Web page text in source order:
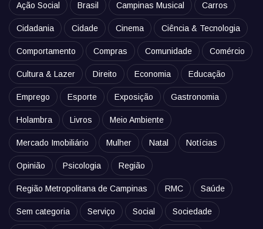
Ação Social Brasil Campinas Musical Carros
Cidadania Cidade Cinema Ciência & Tecnologia
Comportamento Compras Comunidade Comércio
Cultura & Lazer Direito Economia Educação
Emprego Esporte Exposição Gastronomia
Holambra Livros Meio Ambiente
Mercado Imobiliário Mulher Natal Notícias
Opinião Psicologia Região
Região Metropolitana de Campinas RMC Saúde
Sem categoria Serviço Social Sociedade